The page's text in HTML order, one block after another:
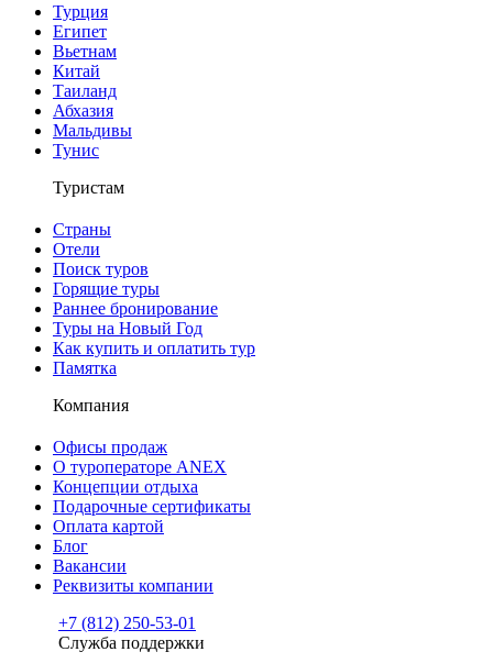
Турция
Египет
Вьетнам
Китай
Таиланд
Абхазия
Мальдивы
Тунис
Туристам
Страны
Отели
Поиск туров
Горящие туры
Раннее бронирование
Туры на Новый Год
Как купить и оплатить тур
Памятка
Компания
Офисы продаж
О туроператоре ANEX
Концепции отдыха
Подарочные сертификаты
Оплата картой
Блог
Вакансии
Реквизиты компании
+7 (812) 250-53-01
Служба поддержки